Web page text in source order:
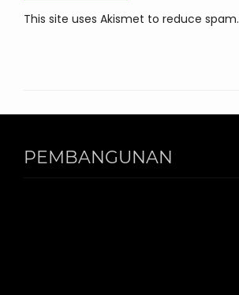
This site uses Akismet to reduce spam.
PEMBANGUNAN